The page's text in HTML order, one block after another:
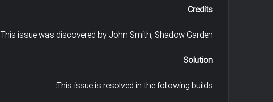
Credits
This issue was discovered by John Smith, Shadow Garden
Solution
This issue is resolved in the following builds: